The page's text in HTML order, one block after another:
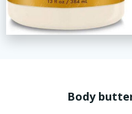
Body